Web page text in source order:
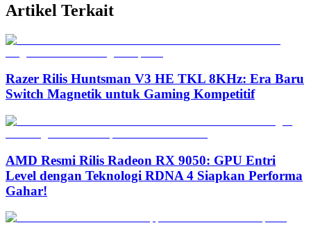
Artikel Terkait
Razer Rilis Huntsman V3 HE TKL 8KHz: Era Baru
Switch Magnetik untuk Gaming Kompetitif
AMD Resmi Rilis Radeon RX 9050: GPU Entri
Level dengan Teknologi RDNA 4 Siapkan Performa
Gahar!